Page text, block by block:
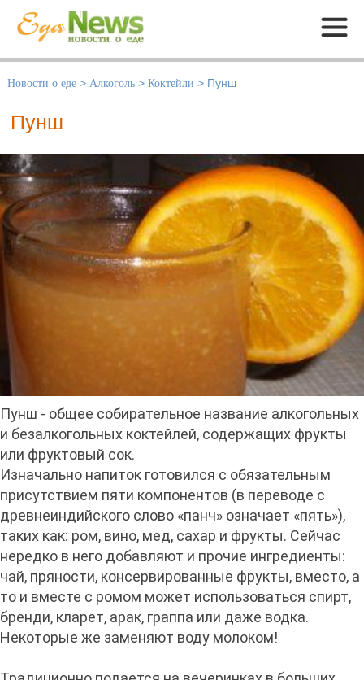
Меню
Новости о еде > Алкоголь > Коктейли > Пунш
Пунш
Пунш - общее собирательное название алкогольных
и безалкогольных коктейлей, содержащих фрукты
или фруктовый сок.
Изначально напиток готовился с обязательным
присутствием пяти компонентов (в переводе с
древнеиндийского слово «панч» означает «пять»),
таких как: ром, вино, мед, сахар и фрукты. Сейчас
нередко в него добавляют и прочие ингредиенты:
чай, пряности, консервированные фрукты, вместо, а
то и вместе с ромом может использоваться спирт,
бренди, кларет, арак, граппа или даже водка.
Некоторые же заменяют воду молоком!